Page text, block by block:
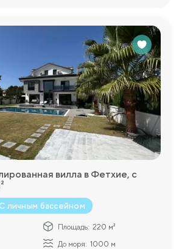
вилла в Фетхие, с
личным бассейном
Площадь: 220 м²
До моря: 1000 м